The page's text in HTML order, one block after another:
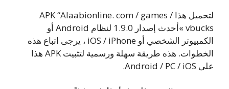
لتحميل هذا APK “Alaabionline. com / games /
vbucks »أحدث إصدار 1.9.0 لنظام Android أو
الكمبيوتر الشخصي أو iOS / iPhone ، يرجى اتباع هذه
الخطوات. هذه طريقة سهلة ورسمية لتثبيت APK هذا
على Android / PC / iOS.